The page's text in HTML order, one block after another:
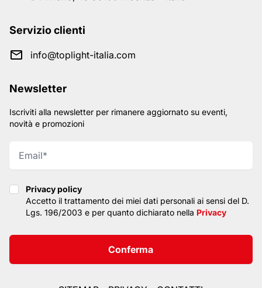
Servizio clienti
info@toplight-italia.com
Newsletter
Iscriviti alla newsletter per rimanere aggiornato su eventi,
novità e promozioni
Privacy policy
Privacy policy
Accetto il trattamento dei miei dati personali ai sensi del D.
Lgs. 196/2003 e per quanto dichiarato nella Privacy
Conferma